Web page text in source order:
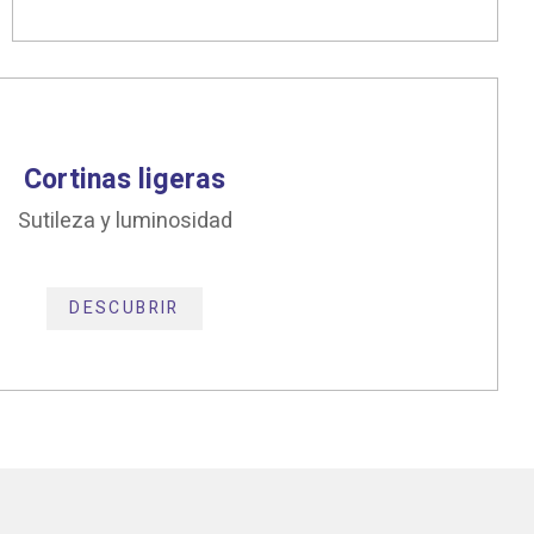
Cortinas ligeras
Sutileza y luminosidad
DESCUBRIR